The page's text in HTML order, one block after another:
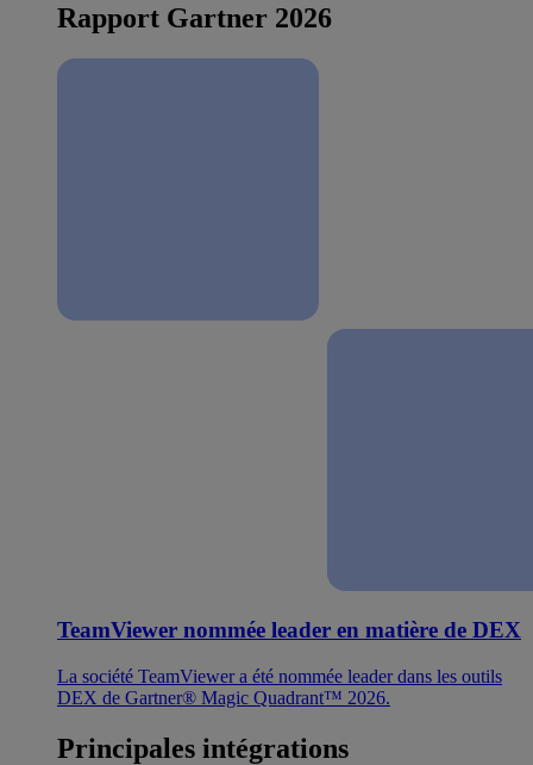
Rapport Gartner 2026
TeamViewer nommée leader en matière de DEX
La société TeamViewer a été nommée leader dans les outils
DEX de Gartner® Magic Quadrant™ 2026.
Principales intégrations